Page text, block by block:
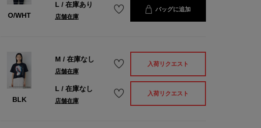
O/WHT
L / 在庫あり
店舗在庫
バッグに追加
BLK
M / 在庫なし
店舗在庫
入荷リクエスト
L / 在庫なし
店舗在庫
入荷リクエスト